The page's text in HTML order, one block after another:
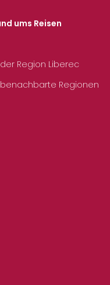
ums Reisen
der Region Liberec
benachbarte Regionen